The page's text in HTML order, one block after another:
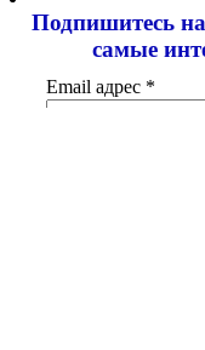
Подпишитесь
самые
Email адрес *